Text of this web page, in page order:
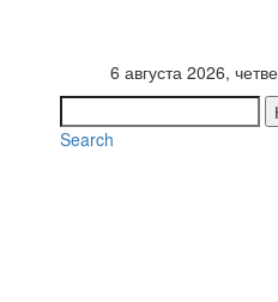
6 августа 2026,
Search